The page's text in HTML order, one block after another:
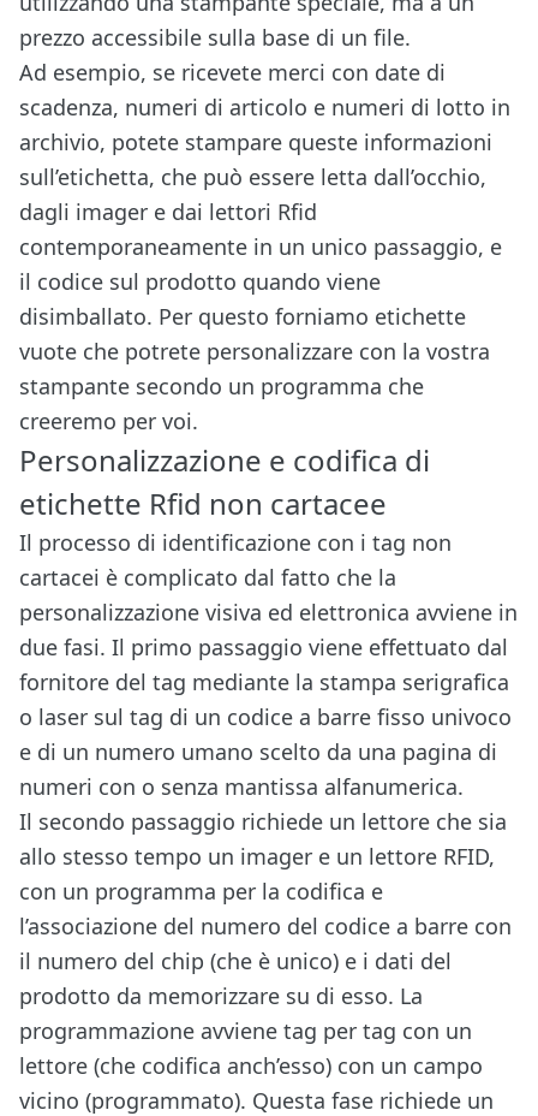
prezzo accessibile sulla base di un file.
Ad esempio, se ricevete merci con date di
scadenza, numeri di articolo e numeri di lotto in
archivio, potete stampare queste informazioni
sull’etichetta, che può essere letta dall’occhio,
dagli imager e dai lettori Rfid
contemporaneamente in un unico passaggio, e
il codice sul prodotto quando viene
disimballato. Per questo forniamo etichette
vuote che potrete personalizzare con la vostra
stampante secondo un programma che
creeremo per voi.
Personalizzazione e codifica di
etichette Rfid non cartacee
Il processo di identificazione con i tag non
cartacei è complicato dal fatto che la
personalizzazione visiva ed elettronica avviene in
due fasi. Il primo passaggio viene effettuato dal
fornitore del tag mediante la stampa serigrafica
o laser sul tag di un codice a barre fisso univoco
e di un numero umano scelto da una pagina di
numeri con o senza mantissa alfanumerica.
Il secondo passaggio richiede un lettore che sia
allo stesso tempo un imager e un lettore RFID,
con un programma per la codifica e
l’associazione del numero del codice a barre con
il numero del chip (che è unico) e i dati del
prodotto da memorizzare su di esso. La
programmazione avviene tag per tag con un
lettore (che codifica anch’esso) con un campo
vicino (programmato). Questa fase richiede un